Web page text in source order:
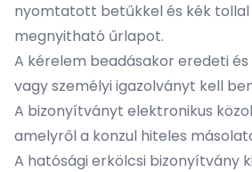
nyomtatott betűkkel és kék tollal
megnyitható űrlapot.
A kérelem beadásakor eredeti
vagy személyi igazolványt kell
A bizonyítványt elektronikus
amelyről a konzul hiteles
A hatósági erkölcsi bizonyítvány